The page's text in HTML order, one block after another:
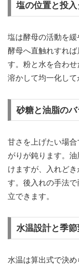
塩の位置と投
塩は酵母の活動を緩
酵母へ直触れすれ
す。粉と水を合わ
溶かして均一化して
砂糖と油脂のバ
甘さを上げたい場
がりが鈍ります。
けますが、入れど
す。後入れの手法
立できます。
水温設計と季節
水温は算出式で決